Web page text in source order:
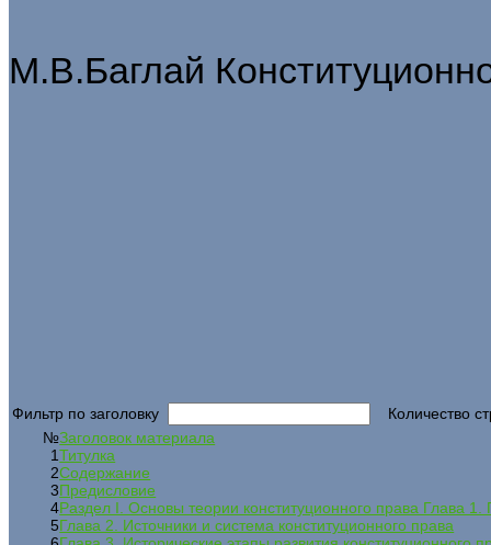
М.В.Баглай
Фильтр по заголовку
Количество
№Заголовок материала
1Титулка
2Содержание
3Предисловие
4Раздел I. Основы теории конституционного права Глава
5Глава 2. Источники и система конституционного права